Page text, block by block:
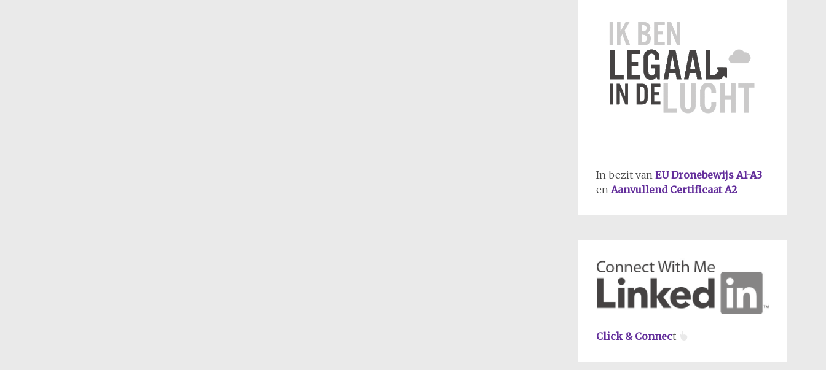
In bezit van EU Dronebewijs A1-A3
en Aanvullend Certificaat A2
Click & Connect